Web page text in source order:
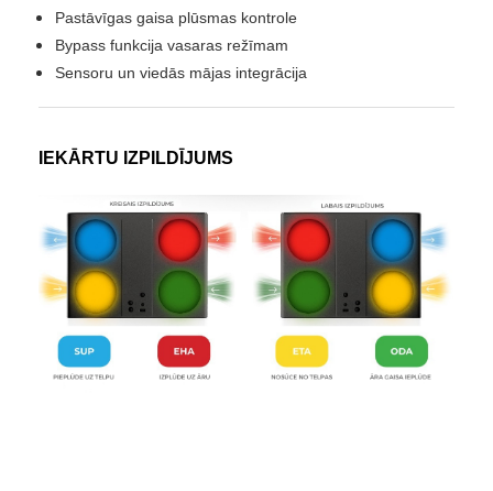
Pastāvīgas gaisa plūsmas kontrole
Bypass funkcija vasaras režīmam
Sensoru un viedās mājas integrācija
IEKĀRTU IZPILDĪJUMS